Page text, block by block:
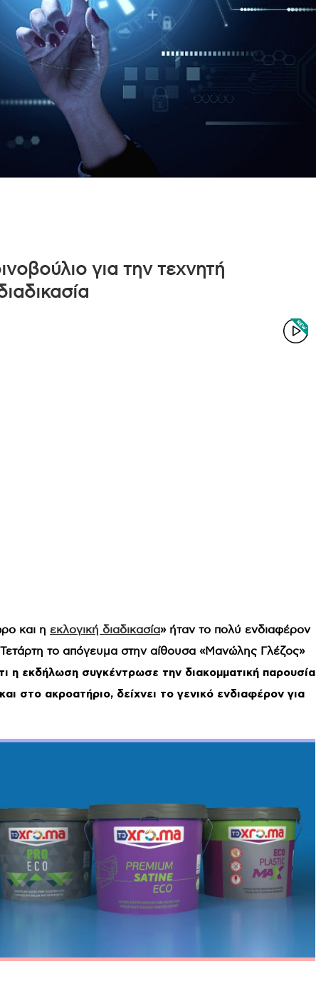
για την τεχνητή
και η εκλογική διαδικασία» ήταν το πολύ ενδιαφέρον
το απόγευμα στην αίθουσα «Μανώλης Γλέζος»
η εκδήλωση συγκέντρωσε την διακομματική παρουσία
στο ακροατήριο, δείχνει το γενικό ενδιαφέρον για